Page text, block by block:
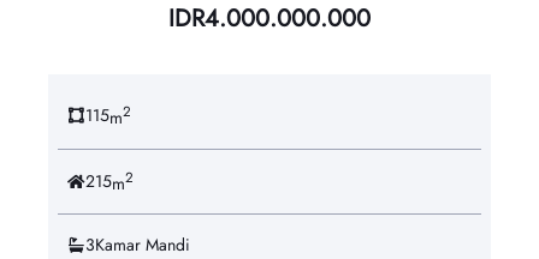
IDR4.000.000.000
115m2
215m2
3Kamar Mandi